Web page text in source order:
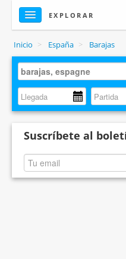
EXPLORAR
Inicio > España > Barajas
Suscríbete al